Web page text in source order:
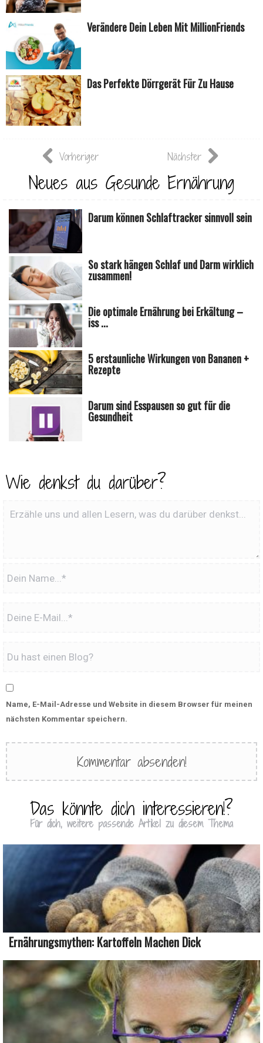
Verändere Dein Leben Mit MillionFriends
Das Perfekte Dörrgerät Für Zu Hause
Vorheriger Nächster
Neues aus Gesunde Ernährung
Darum können Schlaftracker sinnvoll sein
So stark hängen Schlaf und Darm wirklich
zusammen!
Die optimale Ernährung bei Erkältung –
iss ...
5 erstaunliche Wirkungen von Bananen +
Rezepte
Darum sind Esspausen so gut für die
Gesundheit
Wie denkst du darüber?
Name, E-Mail-Adresse und Website in diesem Browser für meinen
nächsten Kommentar speichern.
Das könnte dich interessieren!?
Für dich, weitere passende Artikel zu diesem Thema
Ernährungsmythen: Kartoffeln Machen Dick